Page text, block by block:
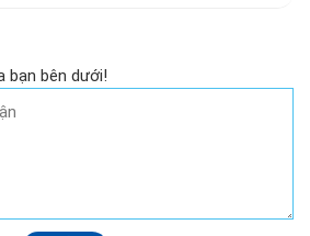
bạn bên dưới!